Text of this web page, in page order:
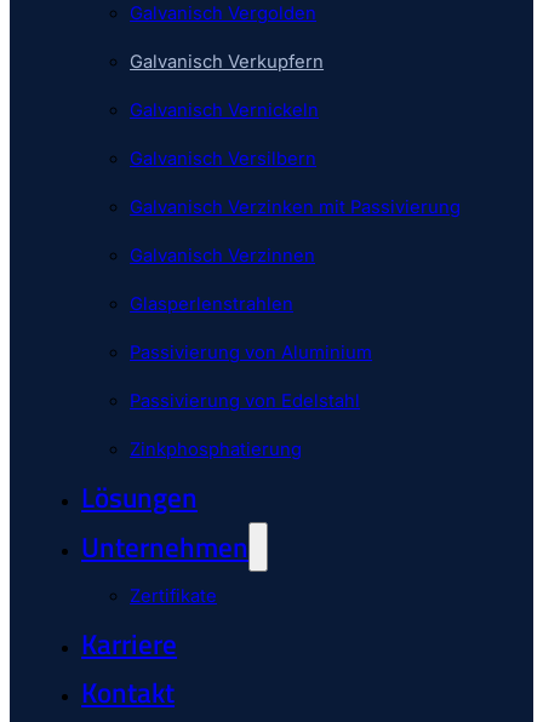
Galvanisch Vergolden
Galvanisch Verkupfern
Galvanisch Vernickeln
Galvanisch Versilbern
Galvanisch Verzinken mit Passivierung
Galvanisch Verzinnen
Glasperlenstrahlen
Passivierung von Aluminium
Passivierung von Edelstahl
Zinkphosphatierung
Lösungen
Unternehmen
Zertifikate
Karriere
Kontakt